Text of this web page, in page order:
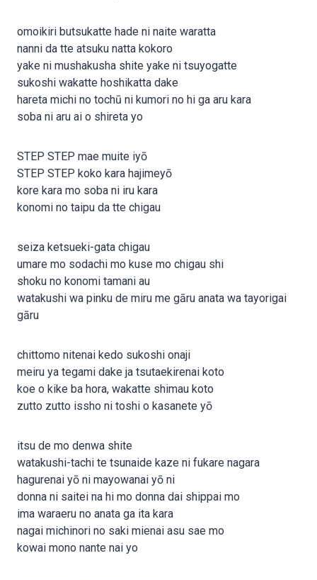
omoikiri butsukatte hade ni naite waratta
nanni da tte atsuku natta kokoro
yake ni mushakusha shite yake ni tsuyogatte
sukoshi wakatte hoshikatta dake
hareta michi no tochū ni kumori no hi ga aru kara
soba ni aru ai o shireta yo
STEP STEP mae muite iyō
STEP STEP koko kara hajimeyō
kore kara mo soba ni iru kara
konomi no taipu da tte chigau
seiza ketsueki-gata chigau
umare mo sodachi mo kuse mo chigau shi
shoku no konomi tamani au
watakushi wa pinku de miru me gāru anata wa tayorigai
gāru
chittomo nitenai kedo sukoshi onaji
meiru ya tegami dake ja tsutaekirenai koto
koe o kike ba hora, wakatte shimau koto
zutto zutto issho ni toshi o kasanete yō
itsu de mo denwa shite
watakushi-tachi te tsunaide kaze ni fukare nagara
hagurenai yō ni mayowanai yō ni
donna ni saitei na hi mo donna dai shippai mo
ima waraeru no anata ga ita kara
nagai michinori no saki mienai asu sae mo
kowai mono nante nai yo